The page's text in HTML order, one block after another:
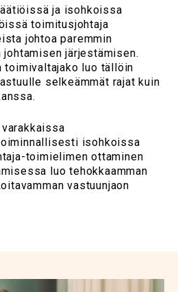
ja isohkoissa
toimitusjohtaja
johtoa paremmin
järjestämisen.
toimivaltajako luo tällöin
selkeämmät rajat kuin
isohkoissa
toimielimen ottaminen
luo tehokkaamman
vastuunjaon